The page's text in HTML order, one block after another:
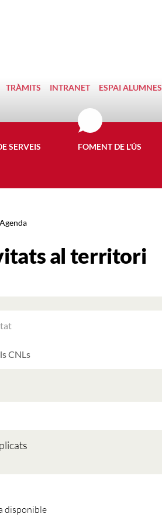
TRÀMITS INTRANET ESPAI ALUMNES
SERVEIS FOMENT DE L'ÚS
Agenda
al territori
disponible